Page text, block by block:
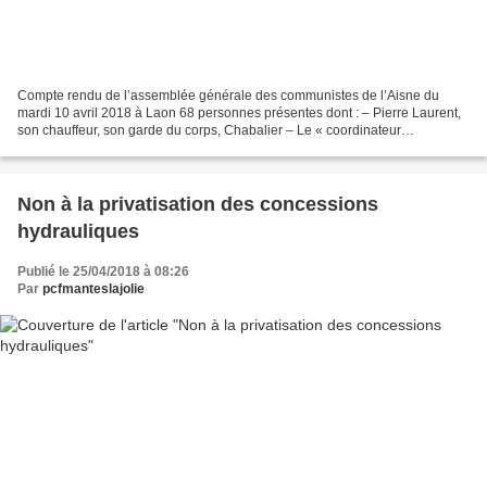
Compte rendu de l’assemblée générale des communistes de l’Aisne du
mardi 10 avril 2018 à Laon 68 personnes présentes dont : – Pierre Laurent,
son chauffeur, son garde du corps, Chabalier – Le « coordinateur
Non à la privatisation des concessions
hydrauliques
Publié le 25/04/2018 à 08:26
Par pcfmanteslajolie